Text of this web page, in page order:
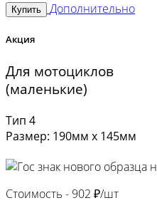
Купить Дополнительно
Акция
Для мотоциклов
(маленькие)
Тип 4
Размер: 190мм х 145мм
Стоимость - 902 ₽/шт